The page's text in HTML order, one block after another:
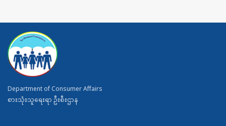
Department of Consumer Affairs
စားသုံးသူရေးရာ ဦးစီးဌာန